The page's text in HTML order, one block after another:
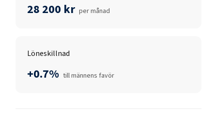
28 200 kr per månad
Löneskillnad
+0.7% till männens favör